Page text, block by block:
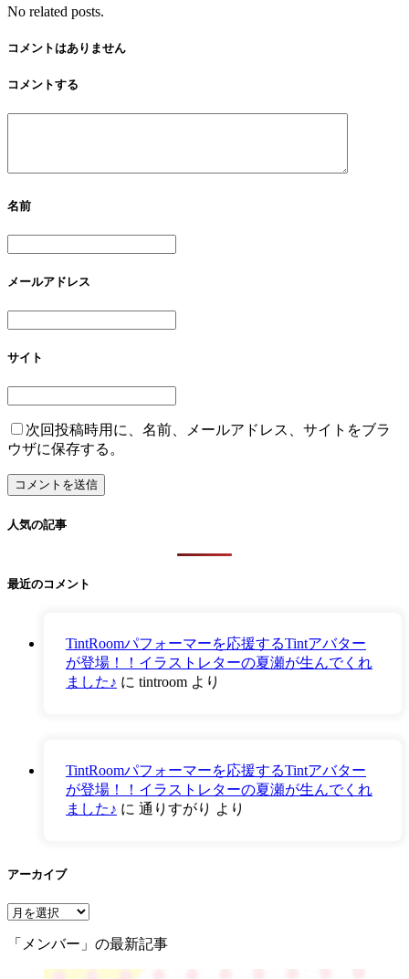
No related posts.
コメントはありません
コメントする
名前
メールアドレス
サイト
次回投稿時用に、名前、メールアドレス、サイトをブラ
ウザに保存する。
人気の記事
最近のコメント
TintRoomパフォーマーを応援するTintアバター
が登場！！イラストレターの夏瀬が生んでくれ
ました♪ に tintroom より
TintRoomパフォーマーを応援するTintアバター
が登場！！イラストレターの夏瀬が生んでくれ
ました♪ に 通りすがり より
アーカイブ
ア
カ「メンバー」の最新記事